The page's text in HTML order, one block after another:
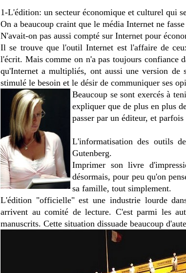
1-L'édition: un secteur économique et culturel qui
On a beaucoup craint que le média Internet ne
N'avait-on pas aussi compté sur Internet pour
Il se trouve que l'outil Internet est l'affaire de
l'écrit. Mais comme on n'a pas toujours confiance
qu'Internet a multipliés, ont aussi une version de
stimulé le besoin et le désir de communiquer ses
Beaucoup se sont exercés à
expliquer que de plus en plus
passer par un éditeur, et
L'informatisation des outils
Gutenberg.
Imprimer son livre
désormais, pour peu qu'on
sa famille, tout simplement.
L'édition "officielle" est une industrie lourde
arrivent au comité de lecture. C'est parmi les
manuscrits. Cette situation dissuade beaucoup